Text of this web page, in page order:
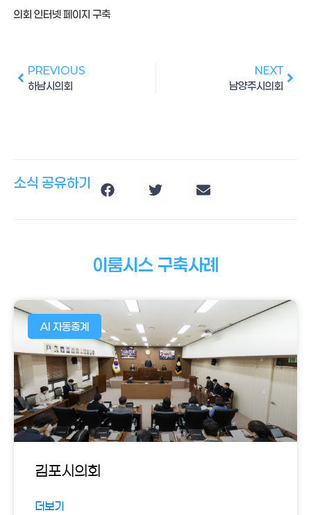
의회 인터넷 페이지 구축
PREVIOUS
하남시의회
NEXT
남양주시의회
소식 공유하기
이룸시스 구축사례
AI 자동중계
김포시의회
더보기